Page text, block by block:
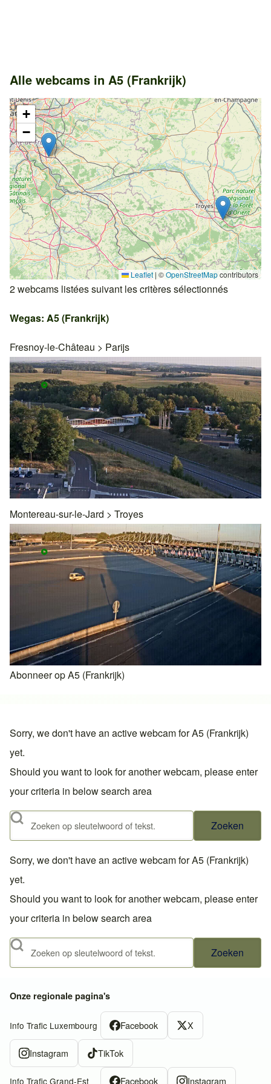
Alle webcams in A5 (Frankrijk)
+
−
Leaflet | ©OpenStreetMapcontributors
2 webcams listées suivant les critères sélectionnés
Wegas: A5 (Frankrijk)
Fresnoy-le-Château > Parijs
Montereau-sur-le-Jard > Troyes
Abonneer op A5 (Frankrijk)
Sorry, we don't have an active webcam for A5 (Frankrijk)
yet.
Should you want to look for another webcam, please enter
your criteria in below search area
Zoeken
Sorry, we don't have an active webcam for A5 (Frankrijk)
yet.
Should you want to look for another webcam, please enter
your criteria in below search area
Zoeken
Onze regionale pagina's
Info Trafic Luxembourg Facebook X
Instagram TikTok
Info Trafic Grand-Est Facebook Instagram